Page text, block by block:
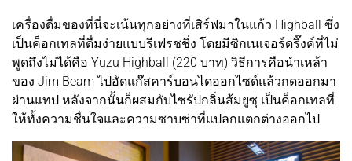
เครื่องดื่มของที่นี่จะเน้นทุกอย่างที่เสิร์ฟมาในแก้ว Highball ซึ่ง
เป็นค็อกเทลที่ดื่มง่ายแบบรีเฟรชชิ่ง โดยมีซิกเนเจอร์ดริ๊งค์ที่ไม่
พูดถึงไม่ได้คือ Yuzu Highball (220 บาท) วิธีการคือนำเหล้า
ของ Jim Beam ไปอัดแก๊สคาร์บอนไดออกไซด์แล้วกดออกมา
ผ่านแทป หลังจากนั้นก็ผสมกับไซรัปกลิ่นส้มยูซุ เป็นค็อกเทลที่
ให้ทั้งความชื่นใจและความซาบซ่าที่แปลกแตกต่างออกไป